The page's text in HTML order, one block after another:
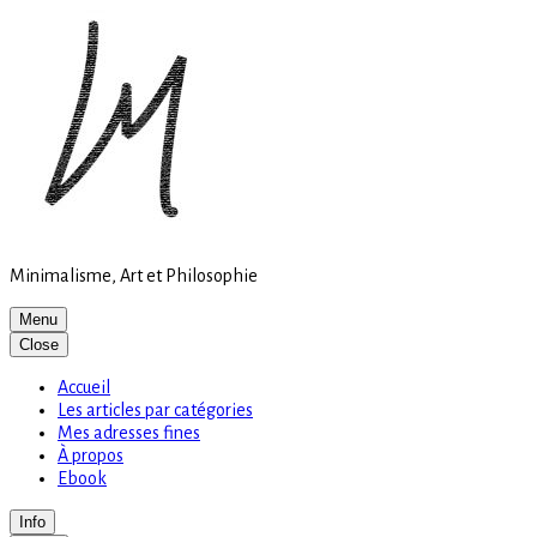
Minimalisme, Art et Philosophie
Menu
Close
Accueil
Les articles par catégories
Mes adresses fines
À propos
Ebook
Info